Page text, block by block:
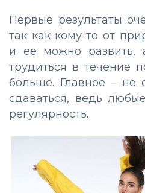
Первые результаты
так как кому-то от
и ее можно развить,
трудиться в течение
больше. Главное – не
сдаваться, ведь
регулярность.